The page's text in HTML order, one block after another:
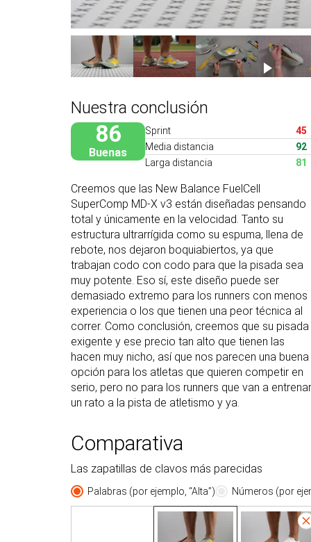
Nuestra conclusión
86
Buenas
Sprint
45
Media distancia
92
Larga distancia
81
Creemos que las New Balance FuelCell
SuperComp MD-X v3 están diseñadas pensando
total y únicamente en la velocidad. Tanto su
estructura ultrarrígida como su espuma, llena de
rebote, nos dejaron boquiabiertos, ya que
trabajan codo con codo para que la pisada sea
muy potente. Eso sí, este diseño puede ser
demasiado extremo para los runners con menos
experiencia o los que tienen una peor técnica al
correr. Como conclusión, creemos que su pisada
exigente y ese precio tan alto que tienen las
hacen muy nicho, así que nos parecen una buena
opción para los atletas que quieren competir en
serio, pero no para los runners que van a entrenar
un rato a la pista de atletismo y ya.
Comparativa
Las zapatillas de clavos más parecidas
Palabras (por ejemplo, “Alta”) Números (por